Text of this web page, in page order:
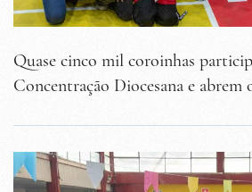
Quase cinco mil coroinhas
Concentração Diocesana e abrem